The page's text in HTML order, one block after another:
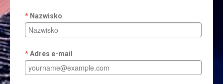
Nazwisko
Adres e-mail